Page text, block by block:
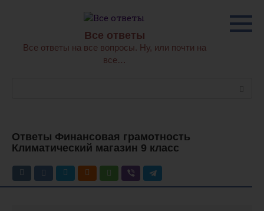
Все ответы
Все ответы на все вопросы. Ну, или почти на
все…
Ответы Финансовая грамотность
Климатический магазин 9 класс